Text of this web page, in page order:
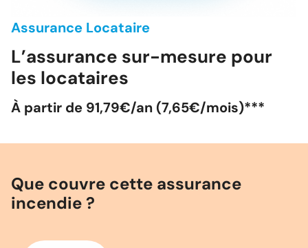
Assurance Locataire
L’assurance sur-mesure pour
les locataires
À partir de 91,79€/an (7,65€/mois)***
Que couvre cette assurance
incendie ?